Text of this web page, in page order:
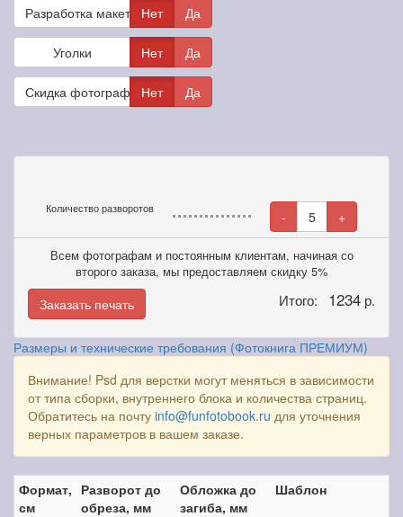
Разработка макета Нет Да
Уголки Нет Да
Скидка фотографамНет Да
Количество разворотов - 5 +
Всем фотографам и постоянным клиентам, начиная со
второго заказа, мы предоставляем скидку 5%
Заказать печать Итого: 1234 р.
Размеры и технические требования (Фотокнига ПРЕМИУМ)
Внимание! Psd для верстки могут меняться в зависимости
от типа сборки, внутреннего блока и количества страниц.
Обратитесь на почту info@funfotobook.ru для уточнения
верных параметров в вашем заказе.
Формат,
см
Разворот до
обреза, мм
Обложка до
загиба, мм
Шаблон